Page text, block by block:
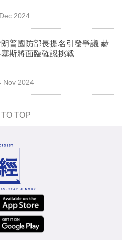
2024
普國防部長提名引發爭議 赫
斯將面臨確認挑戰
Nov 2024
TOP